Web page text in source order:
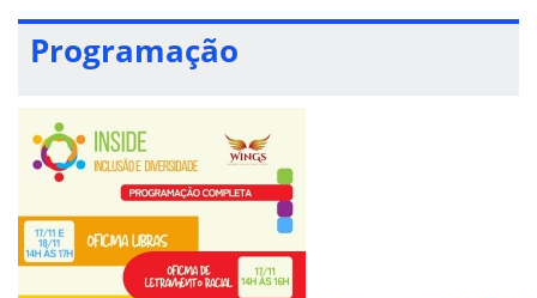
- Oficina de Empreendedorismo: 17/11 e 18/11, das 14h às 17h
- Oficina básica de Libras: 17/11 e 18/11, das 14h às 17h
Mesas-redondas:
- Mulheres e Empreendedorismo: desenvolvendo novas rotas
de voo, 17/11/2025 às 19h no auditório 5O-C (UFU Santa
Mônica)
- Inclusão: ampliando os horizontes para novos voos:
Programação